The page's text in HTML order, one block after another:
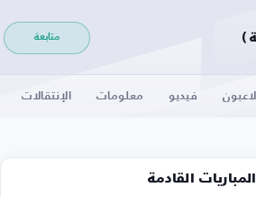
متابعة
فيديو معلومات الإنتقالات
المباريات القادمة